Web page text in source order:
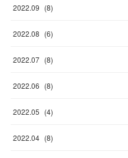
2022.09 (8)
2022.08 (6)
2022.07 (8)
2022.06 (8)
2022.05 (4)
2022.04 (8)